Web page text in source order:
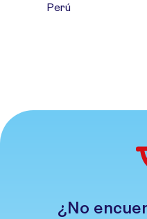
Perú
¿No